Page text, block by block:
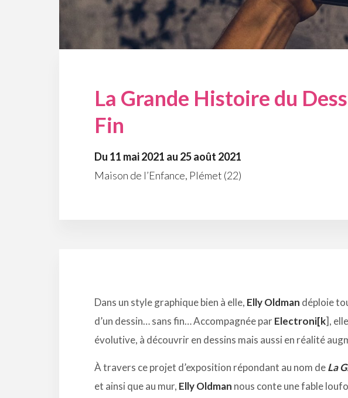
La Grande Histoire du
Fin
Du 11 mai 2021 au 25 août 2021
Maison de l’Enfance, Plémet (22)
Dans un style graphique bien à elle, Elly Oldman déploie
d’un dessin… sans fin… Accompagnée parElectroni[k],
évolutive, à découvrir en dessins mais aussi en réalité
À travers ce projet d’exposition répondant au nom deLa
et ainsi que au mur, Elly Oldman nous conte une fable